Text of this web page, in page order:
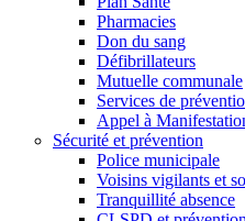
Pharmacies
Don du sang
Défibrillateurs
Mutuelle communale
Services de
Appel à
Sécurité et prévention
Police municipale
Voisins vigilants et
Tranquillité absence